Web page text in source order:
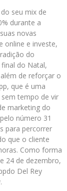
seu mix de
durante a
novas
online e investe,
do
do Natal,
de reforçar o
que é uma
tempo de vir
marketing do
número 31
para percorrer
que o cliente
Como forma
24 de dezembro,
Del Rey